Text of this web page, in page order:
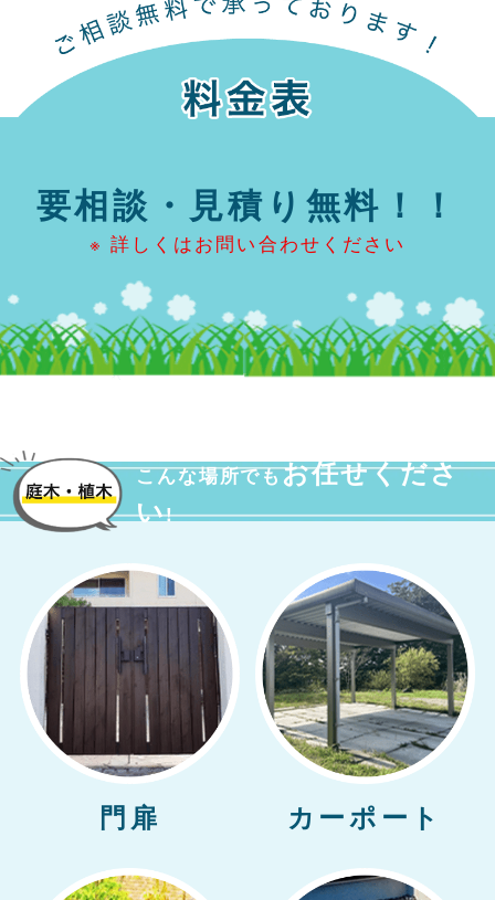
要相談・見積り無料！！
※ 詳しくはお問い合わせください
こんな場所でもお任せくださ
い!
門扉 カーポート